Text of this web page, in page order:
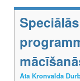
Ata Kronvalda